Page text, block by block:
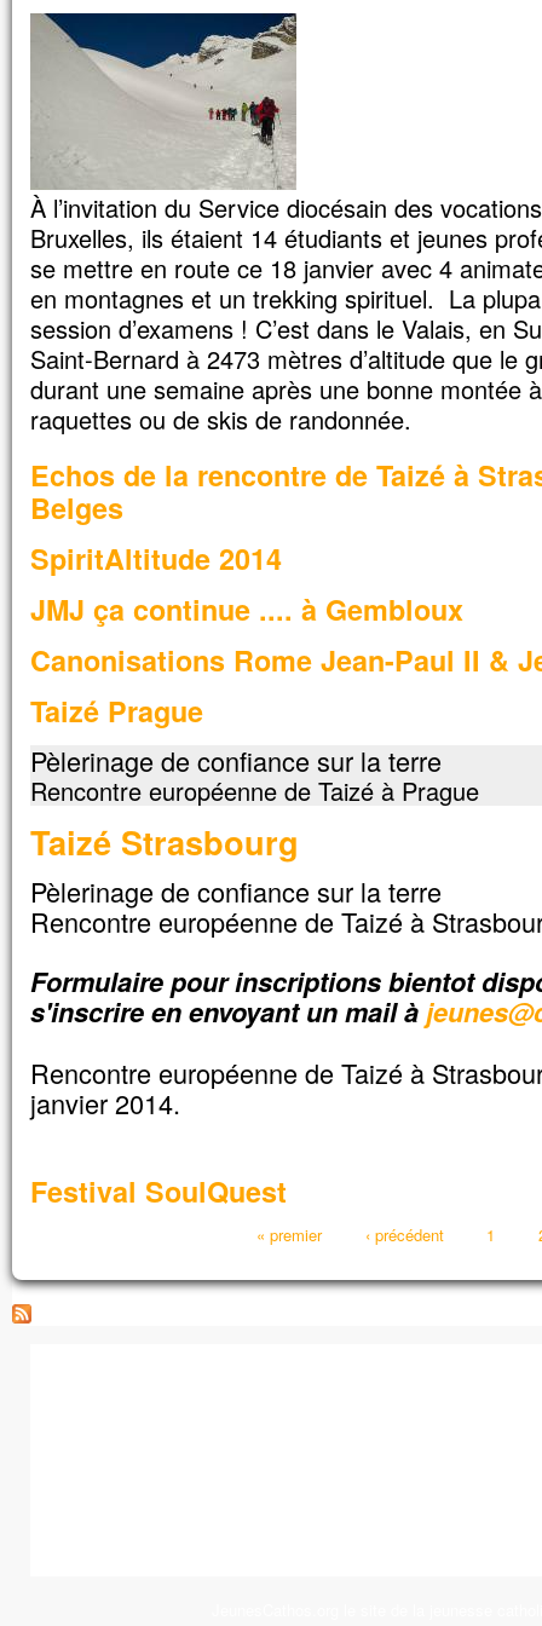
Ils dirent :
« C’est un fantôme. »
Pris de peur, ils se mirent à crier.
Mais aussitôt Jésus leur parla :
« Confiance ! c’est moi ; n’ayez plus peur
Pierre prit alors la parole :
« Seigneur, si c’est bien toi,
ordonne-moi de venir vers toi sur les
Jésus lui dit :
« Viens ! »
et marcha sur les eaux pour aller vers
et lui dit :
pourquoi as-tu douté ? »
Et quand ils furent montés dans la
« Vraiment, tu es le Fils de Dieu ! »
– Acclamons la Parole de Dieu.
À l’invitation du Service diocésain des
Bruxelles, ils étaient 14 étudiants et jeunes
se mettre en route ce 18 janvier avec 4
en montagnes et un trekking spirituel. La
session d’examens ! C’est dans le Valais, en
Saint-Bernard à 2473 mètres d’altitude que le
durant une semaine après une bonne montée
raquettes ou de skis de randonnée.
Echos de la rencontre de Taizé à
Belges
SpiritAltitude 2014
JMJ ça continue .... à Gembloux
Canonisations Rome Jean-Paul II &
Taizé Prague
Pèlerinage de confiance sur la terre
Rencontre européenne de Taizé à Prague
Taizé Strasbourg
Pèlerinage de confiance sur la terre
Rencontre européenne de Taizé à
Formulaire pour inscriptions bientot
s'inscrire en envoyant un mail à
Rencontre européenne de Taizé à
janvier 2014.
Festival SoulQuest
« premier ‹ précédent 1